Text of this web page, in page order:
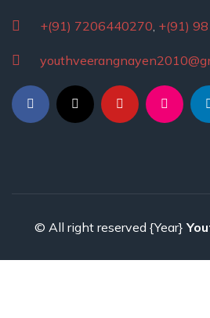
+(91) 7206440270 +(91)
© All right reserved {Year}